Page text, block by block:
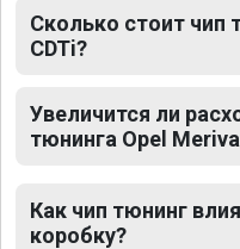
Сколько стоит чип
CDTi?
Увеличится ли
тюнинга Opel
Как чип тюнинг
коробку?